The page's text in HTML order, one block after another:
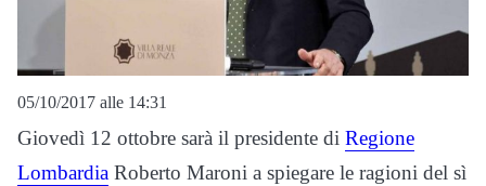
05/10/2017 alle 14:31
Giovedì 12 ottobre sarà il presidente di Regione
Lombardia Roberto Maroni a spiegare le ragioni del sì